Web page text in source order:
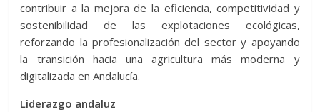
contribuir a la mejora de la eficiencia, competitividad y
sostenibilidad de las explotaciones ecológicas,
reforzando la profesionalización del sector y apoyando
la transición hacia una agricultura más moderna y
digitalizada en Andalucía.
Liderazgo andaluz